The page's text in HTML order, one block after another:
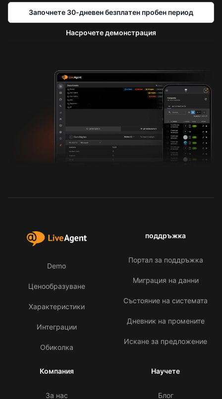
Започнете 30-дневен безплатен пробен период
Насрочете демонстрация
Demo
Ценообразуване
Характеристики
Интеграции
Обиколка
поддръжка
Портал за поддръжка
Миграция на данни
Състояние на системата
Дневник на промените
Искане за предложение
Компания
За нас
Научете
Блог